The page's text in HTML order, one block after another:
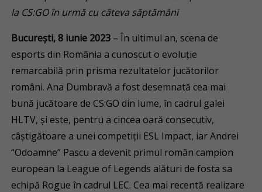
la CS:GOîn urmă cu câteva săptămâni
București, 8 iunie 2023 – În ultimul an, scena de
esports din România a cunoscut o evoluție
remarcabilă prin prisma rezultatelor jucătorilor
români. Ana Dumbravă a fost desemnată cea mai
bună jucătoare de CS:GO din lume, în cadrul galei
HLTV, și este, pentru a cincea oară consecutiv,
câștigătoare a unei competiții ESL Impact, iar Andrei
“Odoamne” Pascu a devenit primul român campion
european la League of Legends alături de fosta sa
echipă Rogue în cadrul LEC. Cea mai recentă realizare